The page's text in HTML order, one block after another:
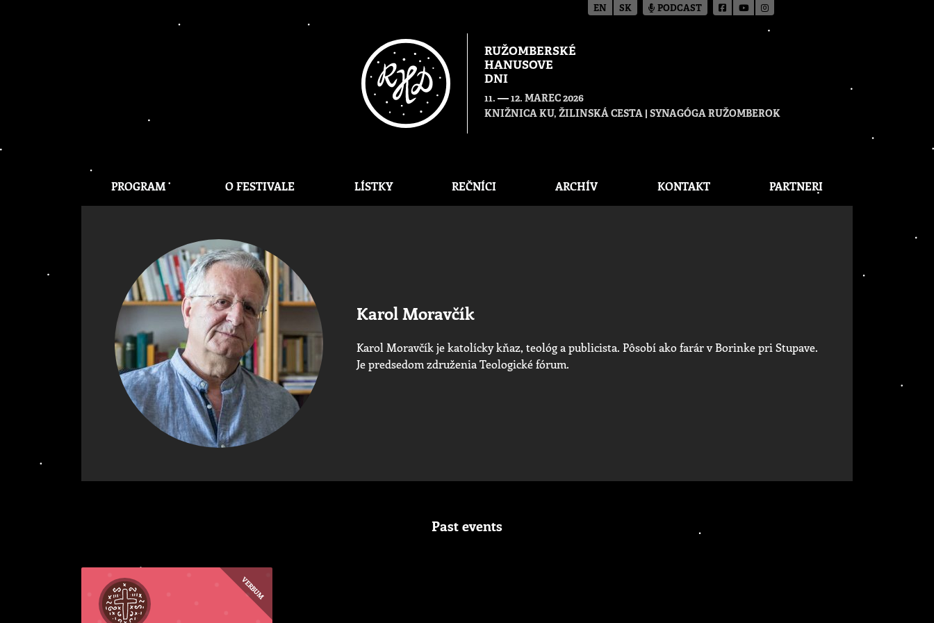
RUŽOMBERSKÉ
HANUSOVE
DNI
11. — 12. MAREC 2026
KNIŽNICA KU, ŽILINSKÁ CESTA | SYNAGÓGA RUŽOMBEROK
PROGRAM O FESTIVALE LÍSTKY REČNÍCI ARCHÍV KONTAKT PARTNERI
Karol Moravčík
Karol Moravčík je katolícky kňaz, teológ a publicista. Pôsobí ako farár v Borinke pri Stupave.
Je predsedom združenia Teologické fórum.
Past events
VERBUM
EN SK PODCAST